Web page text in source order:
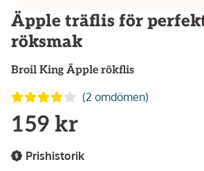
Äpple träflis för
röksmak
Broil King Äpple rökflis
(2 omdömen)
159 kr
Prishistorik